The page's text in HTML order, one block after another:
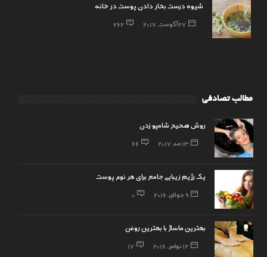
شیوه درست بخار دادن پوست در خانه
27 آگوست, 2017 262
مطالب تصادفی
روش صحیح شامپو زدن
13 مه, 2017 66
یک رژیم زیبایی جامع برای هر نوع پوست
9 جولای, 2016 0
بهترین ماساژ با بهترین روغن
12 نوامبر, 2016 17